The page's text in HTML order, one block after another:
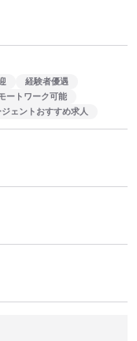
経験者優遇
ートワーク可能
ジェントおすすめ求人